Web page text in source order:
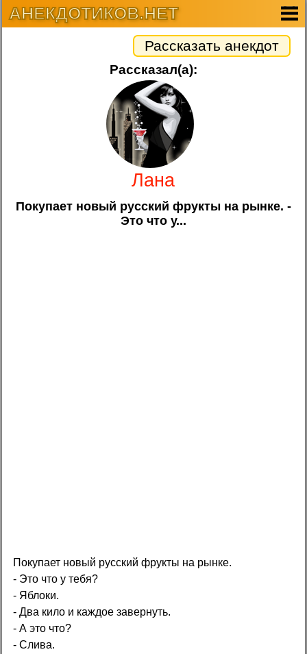
АНЕКДОТИКОВ.НЕТ
Рассказать анекдот
Рассказал(а):
Лана
Покупает новый русский фрукты на рынке. -
Это что у...
Покупает новый русский фрукты на рынке.
- Это что у тебя?
- Яблоки.
- Два кило и каждое завернуть.
- А это что?
- Слива.